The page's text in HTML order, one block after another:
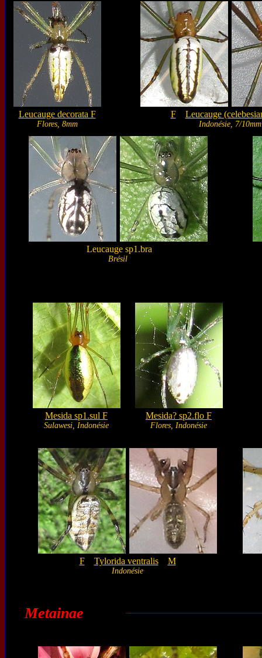
Leucauge decorata F
Flores, 8mm
F Leucauge
Indonésie, 7/10mm
Leucauge sp1.bra
Brésil
Mesida sp1.sul F
Sulawesi, Indonésie
Mesida? sp2.flo F
Flores, Indonésie
F Tylorida ventralis M
Indonésie
Metainae